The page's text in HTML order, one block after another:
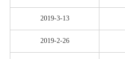
2019-3-13
2019-2-26